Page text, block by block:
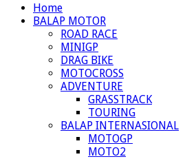
Home
BALAP MOTOR
ROAD RACE
MINIGP
DRAG BIKE
MOTOCROSS
ADVENTURE
GRASSTRACK
TOURING
BALAP INTERNASIONAL
MOTOGP
MOTO2